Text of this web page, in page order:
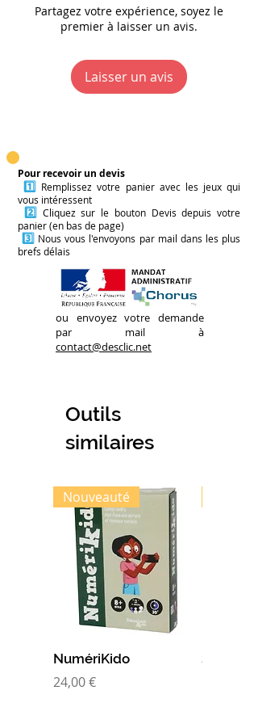
temps de travail...
Egalement passionnée de
développement spirituel et de
plus de bien-être et
d'apaisement au quotidien.
Poids :0,430 kg
son idée, sa posture, son
Si la personne qui a le rôle de
Décideur est convaincue, alors
c'est gagné !
Plusieurs variantes sont
des modalités de jeu
(improvisation ou temps de
préparation).
Partagez votre expérience, soyez le
premier à laisser un avis.
Laisser un avis
Pour recevoir un devis
1️⃣ Remplissez votre panier avec les jeux qui
vous intéressent
2️⃣ Cliquez sur le bouton Devis depuis votre
panier (en bas de page)
3️⃣ Nous vous l'envoyons par mail dans les plus
brefs délais
ou envoyez votre demande
par mail à
contact@desclic.net
Outils
similaires
Nouveauté
NumériKido
Prix
24,00 €
Super